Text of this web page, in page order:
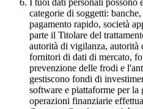
I tuoi dati personali possono
categorie di soggetti:
pagamento rapido, società
parte il Titolare del
autorità di vigilanza,
fornitori di dati di mercato,
prevenzione delle frodi e
gestiscono fondi di
software e piattaforme per la
operazioni finanziarie